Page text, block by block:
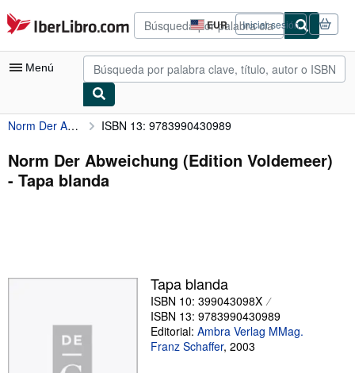
Pasar al contenido principal
IberLibro.com EUR
Preferencias
de
compra
del
Iniciar sesión
Menú
Mi cuenta
Consultar mis pedidos
Búsqueda avanzada
Comenzar a vender
Norm Der Abweichung (Edition Voldemeer) ISBN 13: 9783990430989
Norm Der Abweichung (Edition Voldemeer)
- Tapa blanda
Tapa blanda
ISBN 10: 399043098X
ISBN 13: 9783990430989
Editorial: Ambra Verlag MMag.
Franz Schaffer, 2003